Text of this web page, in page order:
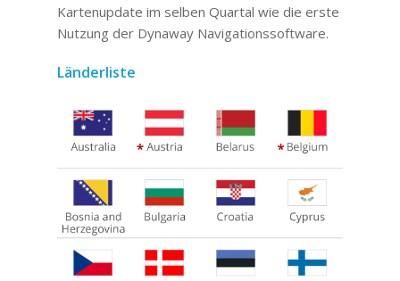
Kartenupdate im selben Quartal wie die erste
Nutzung der Dynaway Navigationssoftware.
Länderliste